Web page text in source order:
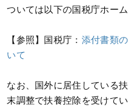
ついては以下の国税庁ホー
【参照】国税庁： 添付書類
いて
なお、国外に居住している
末調整で扶養控除を受けて